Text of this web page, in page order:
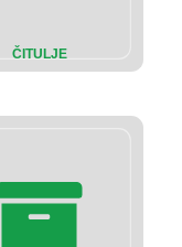
ČITULJE